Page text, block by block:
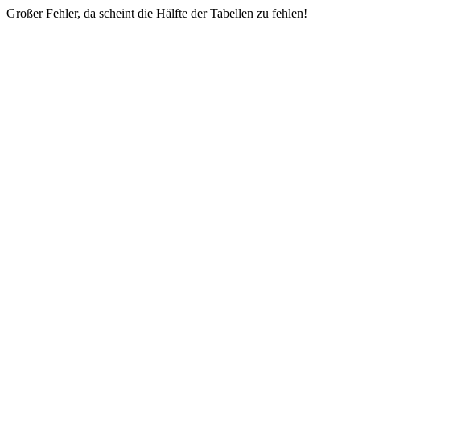
Großer Fehler, da scheint die Hälfte der Tabellen zu fehlen!